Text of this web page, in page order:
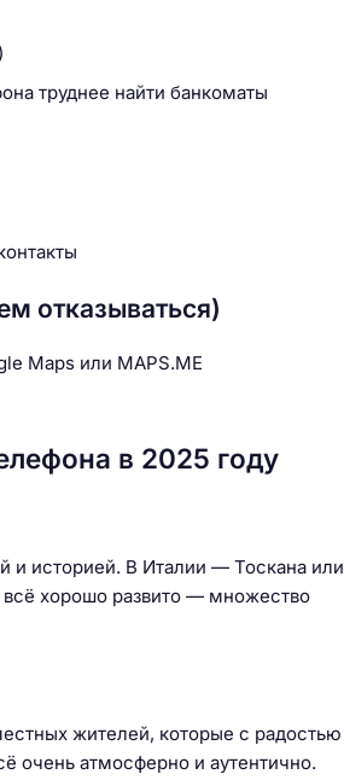
труднее найти банкоматы
отказываться)
Maps или MAPS.ME
в 2025 году
и историей. В Италии — Тоскана или
всё хорошо развито — множество
жителей, которые с радостью
очень атмосферно и аутентично.